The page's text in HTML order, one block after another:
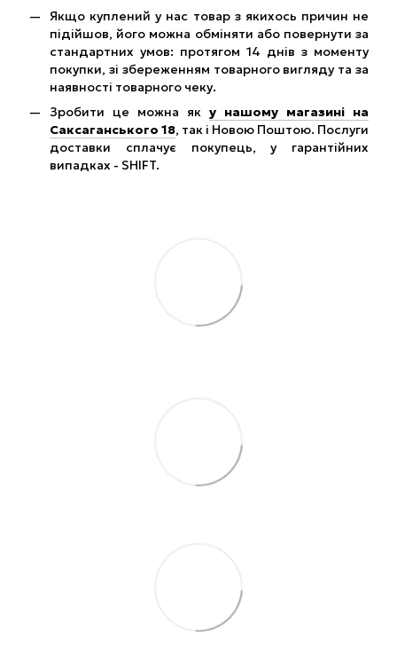
Якщо куплений у нас товар з якихось причин не
підійшов, його можна обміняти або повернути за
стандартних умов: протягом 14 днів з моменту
покупки, зі збереженням товарного вигляду та за
наявності товарного чеку.
Зробити це можна як у нашому магазині на
Саксаганського 18, так і Новою Поштою. Послуги
доставки сплачує покупець, у гарантійних
випадках - SHIFT.